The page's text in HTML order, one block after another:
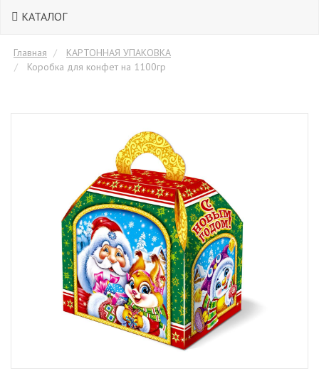
КАТАЛОГ
Главная
КАРТОННАЯ УПАКОВКА
Коробка для конфет на 1100гр